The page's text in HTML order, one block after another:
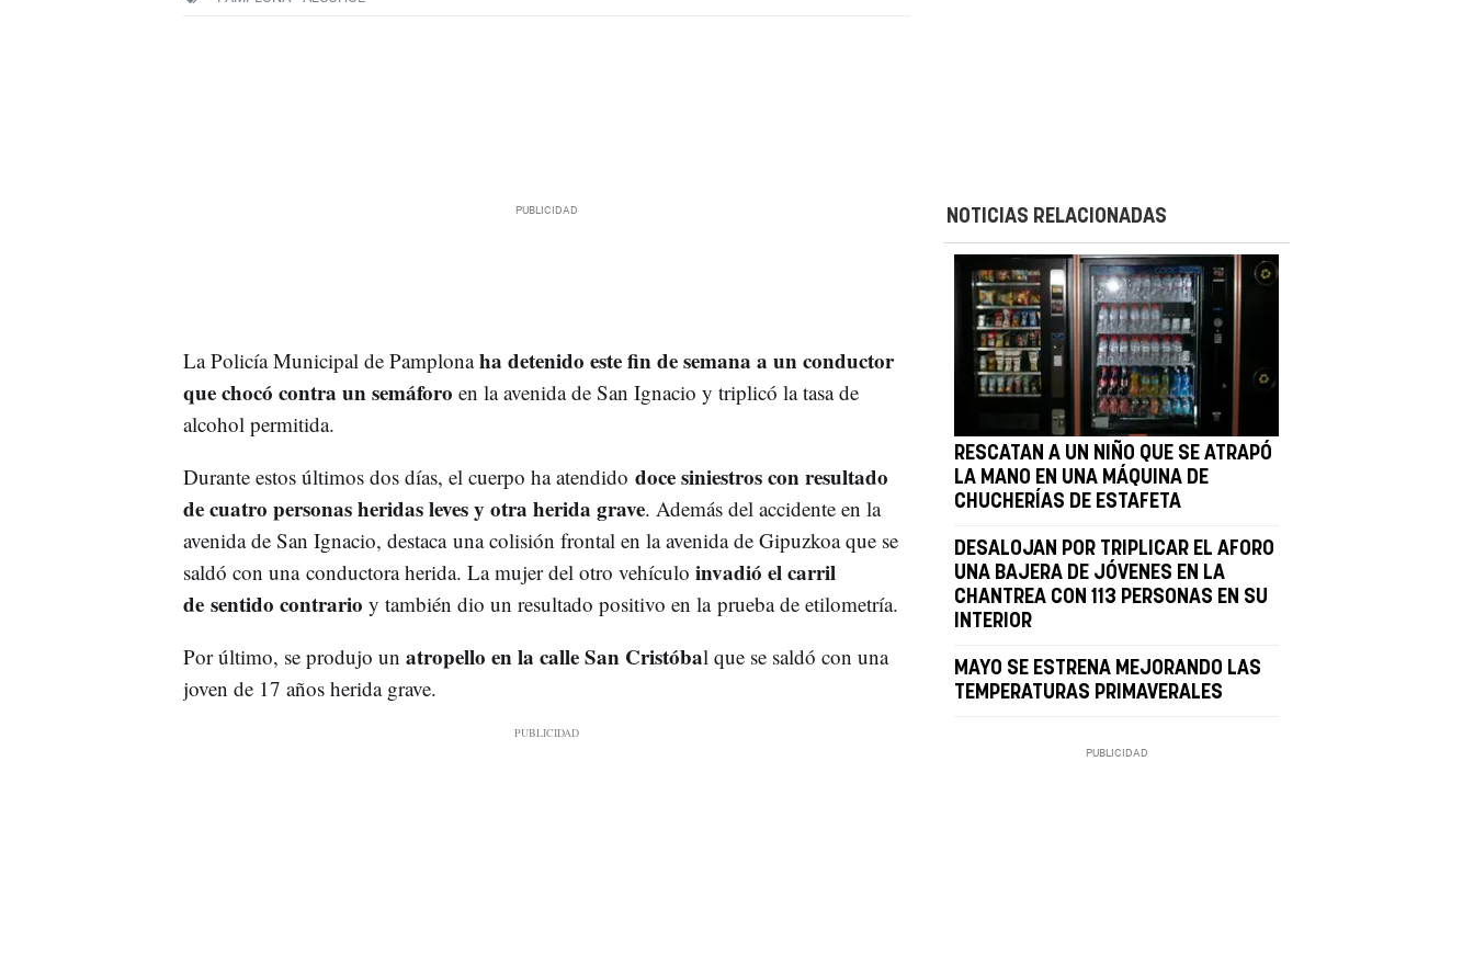
La Policía Municipal de Pamplonaha detenido este fin de semana a un conductor
que chocó contra un semáforo en la avenida de San Ignacio y triplicó la tasa de
alcohol permitida.
Durante estos últimos dos días, el cuerpo ha atendido doce siniestros con resultado
de cuatro personas heridas leves y otra herida grave. Además del accidente en la
avenida de San Ignacio, destaca una colisión frontal en la avenida de Gipuzkoa que se
saldó con una conductora herida. La mujer del otro vehículo invadió el carril
de sentido contrario y también dio un resultado positivo en la prueba de etilometría.
Por último, se produjo un atropello en la calle San Cristóbal que se saldó con una
joven de 17 años herida grave.
NOTICIAS RELACIONADAS
RESCATAN A UN NIÑO QUE SE ATRAPÓ
LA MANO EN UNA MÁQUINA DE
CHUCHERÍAS DE ESTAFETA
DESALOJAN POR TRIPLICAR EL AFORO
UNA BAJERA DE JÓVENES EN LA
CHANTREA CON 113 PERSONAS EN SU
INTERIOR
MAYO SE ESTRENA MEJORANDO LAS
TEMPERATURAS PRIMAVERALES